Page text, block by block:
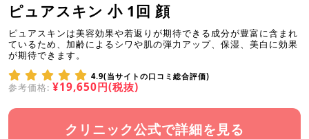
ピュアスキン 小 1回 顔
ピュアスキンは美容効果や若返りが期待できる成分が豊富に含まれ
ているため、加齢によるシワや肌の弾力アップ、保湿、美白に効果
が期待できます。
4.9(当サイトの口コミ総合評価)
参考価格: ¥19,650円(税抜)
クリニック公式で詳細を見る